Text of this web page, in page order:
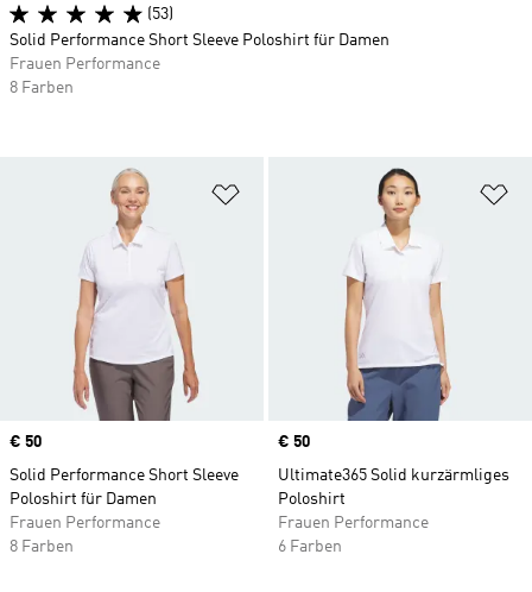
Zur Wunschliste hinzufügen
Price
€ 50
Solid Performance Short Sleeve
Poloshirt für Damen
Frauen Performance
8 Farben
Price
€ 50
Ultimate365 Solid kurzärmliges
Poloshirt
Frauen Performance
6 Farben
(53)
Solid Performance Short Sleeve Poloshirt für Damen
Frauen Performance
8 Farben